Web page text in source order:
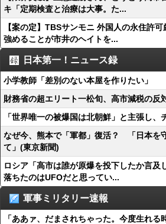
キ「定期検査と治療は大事。た...
【案の定】TBSサンモニ 外国人の永住許
強めることが市井のヘイトを...
日本第一！ニュース録
小学教師「差別のない本屋を作りたい」
財務省の超エリート一松旬、高市減税の反
「世界唯一の被爆国は北朝鮮」と主張し、
なぜ今、熊本で「軍都」復活？ 「日本を
て」(東京新聞)
ロシア「高市は誰が原爆を投下したか言及
落ちたのはUFOだと思ってい...
軍事ミリタリー速報
「ああァ、だまされちゃった。今度生れる